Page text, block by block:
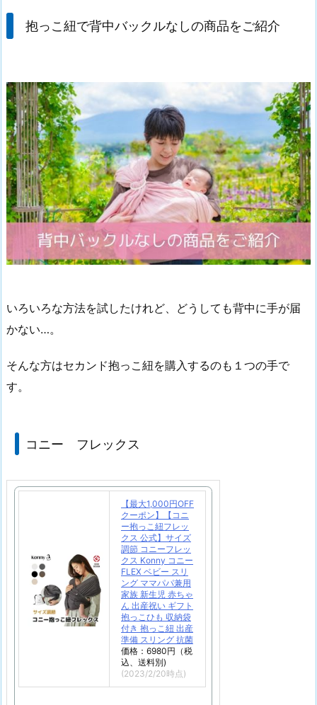
抱っこ紐で背中バックルなしの商品をご紹介
いろいろな方法を試したけれど、どうしても背中に手が届
かない…。
そんな方はセカンド抱っこ紐を購入するのも１つの手で
す。
コニー フレックス
【最大1,000円OFF
クーポン】【コニ
ー抱っこ紐フレッ
クス 公式】サイズ
調節 コニーフレッ
クス Konny コニー
FLEX ベビー スリ
ング ママパパ兼用
家族 新生児 赤ちゃ
ん 出産祝い ギフト
抱っこひも 収納袋
付き 抱っこ紐 出産
準備 スリング 抗菌
価格：6980円（税
込、送料別)
(2023/2/20時点)